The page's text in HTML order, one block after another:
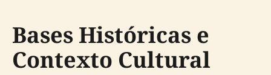
Bases Históricas e
Contexto Cultural